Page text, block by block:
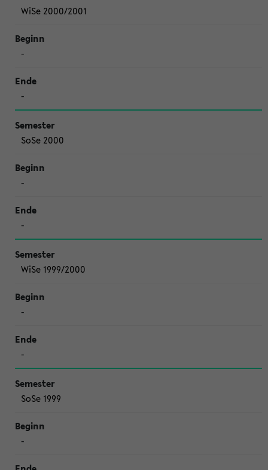
WiSe 2000/2001
-
-
SoSe 2000
-
-
WiSe 1999/2000
-
-
SoSe 1999
-